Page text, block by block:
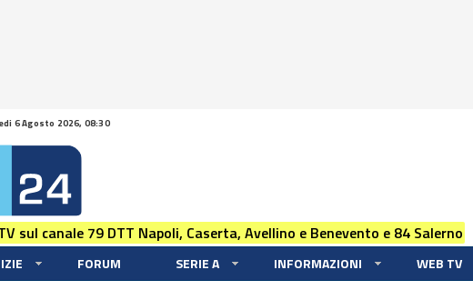
6 Agosto 2026, 08:30
sul canale 79 DTT Napoli, Caserta, Avellino e Benevento e 84 Salerno
FORUM SERIE A INFORMAZIONI WEB TV